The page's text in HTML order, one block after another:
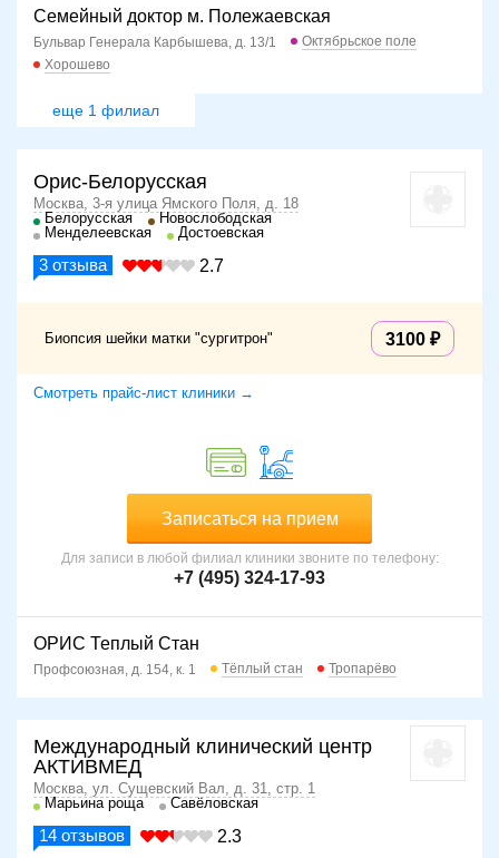
Семейный доктор м. Полежаевская
Бульвар Генерала Карбышева, д. 13/1
Октябрьское поле
Хорошево
еще 1 филиал
Орис-Белорусская
Москва, 3-я улица Ямского Поля, д. 18
Белорусская
Новослободская
Менделеевская
Достоевская
3 отзыва 2.7
Биопсия шейки матки "сургитрон" 3100
Смотреть прайс-лист клиники →
Записаться на прием
Для записи в любой филиал клиники звоните по телефону:
+7 (495) 324-17-93
ОРИС Теплый Стан
Профсоюзная, д. 154, к. 1 Тёплый стан Тропарёво
Международный клинический центр
АКТИВМЕД
Москва, ул. Сущевский Вал, д. 31, стр. 1
Марьина роща
Савёловская
14 отзывов 2.3